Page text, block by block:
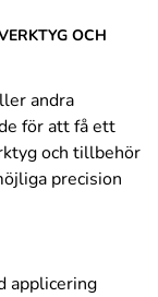
OCH
andra
för att få ett
och tillbehör
precision
applicering